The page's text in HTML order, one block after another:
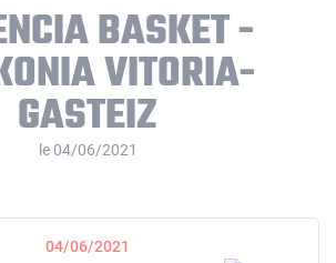
BASKET -
VITORIA-
GASTEIZ
le 04/06/2021
04/06/2021